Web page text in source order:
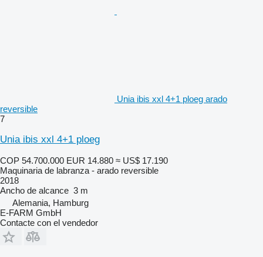
Unia ibis xxl 4+1 ploeg arado
reversible
7
Unia ibis xxl 4+1 ploeg
COP 54.700.000 EUR 14.880 ≈ US$ 17.190
Maquinaria de labranza - arado reversible
2018
Ancho de alcance 3 m
Alemania, Hamburg
E-FARM GmbH
Contacte con el vendedor